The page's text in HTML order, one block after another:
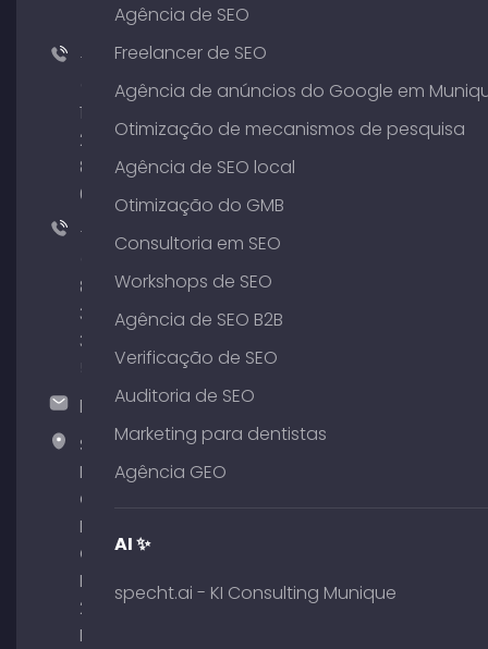
+49
176
204
801
64
+49
89
380
375
hallo@timospecht.de
Specht
Marketing
GmbH –
Palais am
Obelisk
Briennerstr.
29 80333
Munique
Agência de SEO
Freelancer de SEO
Agência de anúncios do Google em
Otimização de mecanismos de pesquisa
Agência de SEO local
Otimização do GMB
Consultoria em SEO
Workshops de SEO
Agência de SEO B2B
Verificação de SEO
Auditoria de SEO
Marketing para dentistas
Agência GEO
AI ✨
specht.ai - KI Consulting Munique